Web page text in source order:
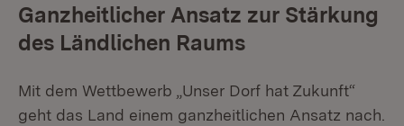
Ganzheitlicher Ansatz zur Stärkung
des Ländlichen Raums
Mit dem Wettbewerb „Unser Dorf hat Zukunft“
geht das Land einem ganzheitlichen Ansatz nach.